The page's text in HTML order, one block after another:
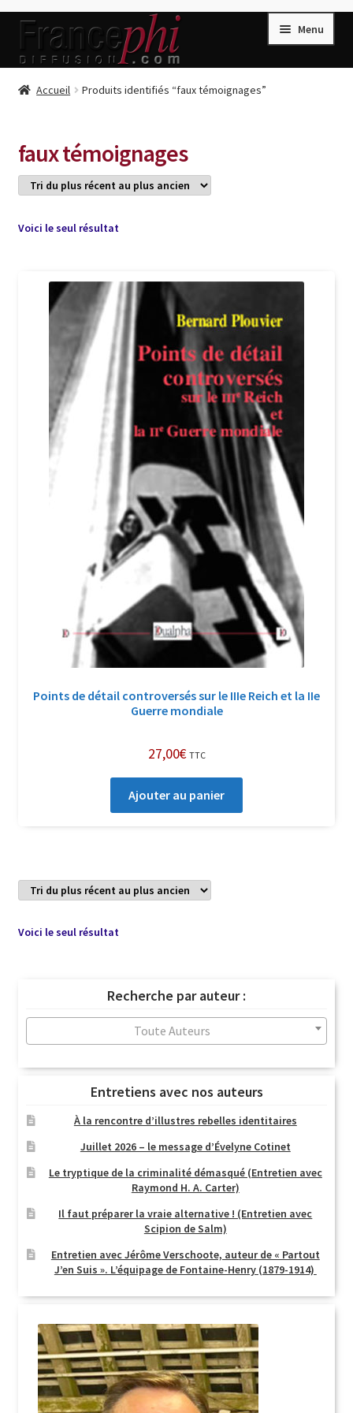
Aller
la
Aller
contenu
Menu
Accueil
Conditions de Vente
Connection
Listes d’Envies
Livres de Peter Randa
Livres de Philippe Randa
Login Customizer
Newsletter
Nous Contacter
Panier
Politique de confidentialité et cookies
Qui sommes-nous ?
Soutien à Philippe Randa
Suivi de la Commande
Accueil Produits identifiés “faux témoignages”
faux témoignages
Voici le seul résultat
Points de détail controversés sur le IIIe Reich et la IIe
Guerre mondiale
27,00€ TTC
Ajouter au panier
Voici le seul résultat
Recherche par auteur :
Toute Auteurs
Entretiens avec nos auteurs
À la rencontre d’illustres rebelles identitaires
Juillet 2026 – le message d’Évelyne Cotinet
Le tryptique de la criminalité démasqué (Entretien avec
Raymond H. A. Carter)
Il faut préparer la vraie alternative ! (Entretien avec
Scipion de Salm)
Entretien avec Jérôme Verschoote, auteur de « Partout
J’en Suis ». L’équipage de Fontaine-Henry (1879-1914)